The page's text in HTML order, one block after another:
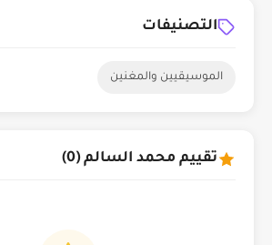
التصنيفات
الموسيقيين والمغنين
تقييم محمد السالم (0)